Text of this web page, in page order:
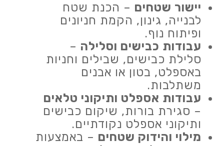
יישור שטחים – הכנת שטח
לבנייה, גינון, הקמת חניונים
ופיתוח נוף.
עבודות כבישים וסלילה –
סלילת כבישים, שבילים וחניות
באספלט, בטון או אבנים
משתלבות.
עבודות אספלט ותיקוני טלאים
– סגירת בורות, שיקום כבישים
ותיקוני אספלט נקודתיים.
מילוי והידוק שטחים – באמצעות